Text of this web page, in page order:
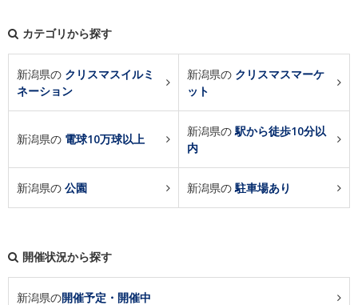
カテゴリから探す
新潟県の クリスマスイルミ
ネーション
新潟県の クリスマスマーケ
ット
新潟県の 電球10万球以上
新潟県の駅から徒歩10分以
内
新潟県の 公園 新潟県の駐車場あり
開催状況から探す
新潟県の開催予定・開催中